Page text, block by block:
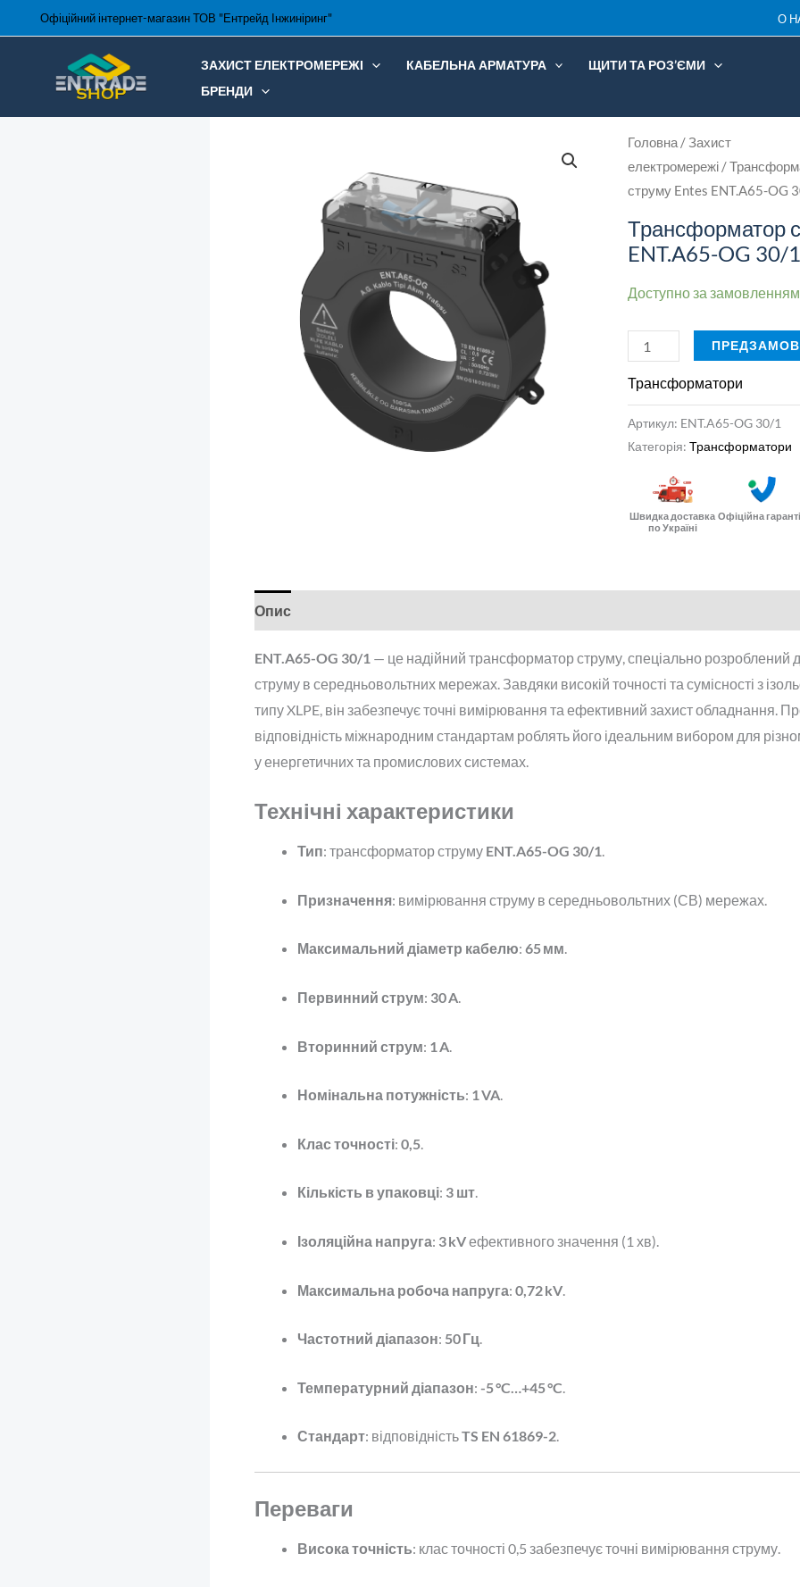
Перейти
до
Офіційний інтернет-магазин ТОВ "Ентрейд Інжиніринг" О
ЗАХИСТ ЕЛЕКТРОМЕРЕЖІ КАБЕЛЬНА АРМАТУРА
ЩИТИ ТА РОЗ’ЄМИ
БРЕНДИ
Головна /Захист
електромережі /
струму Entes ENT.A65-OG
Трансформатор
ENT.A65-OG 30/1
Доступно за замовленням
Трансформатор
струму
Entes
ENT.A65-
OG
кількість
Трансформатори
Артикул: ENT.A65-OG 30/1
Категорія: Трансформатори
Швидка доставка
по Україні
Офіційна
Опис
ENT.A65-OG 30/1 — це надійний трансформатор струму, спеціально розроблений
струму в середньовольтних мережах. Завдяки високій точності та сумісності з
типу XLPE, він забезпечує точні вимірювання та ефективний захист обладнання.
відповідність міжнародним стандартам роблять його ідеальним вибором для
у енергетичних та промислових системах.
Технічні характеристики
Тип: трансформатор струму ENT.A65-OG 30/1.
Призначення: вимірювання струму в середньовольтних (СВ) мережах.
Максимальний діаметр кабелю: 65 мм.
Первинний струм: 30 A.
Вторинний струм: 1 A.
Номінальна потужність: 1 VA.
Клас точності: 0,5.
Кількість в упаковці: 3 шт.
Ізоляційна напруга: 3 kVефективного значення (1 хв).
Максимальна робоча напруга: 0,72 kV.
Частотний діапазон: 50 Гц.
Температурний діапазон: -5 °C…+45 °C
Стандарт: відповідністьTS EN 61869-2.
Переваги
Висока точність: клас точності 0,5 забезпечує точні вимірювання струму.